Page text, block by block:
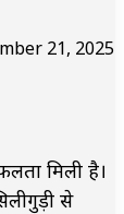
21, 2025
मिली है।
से